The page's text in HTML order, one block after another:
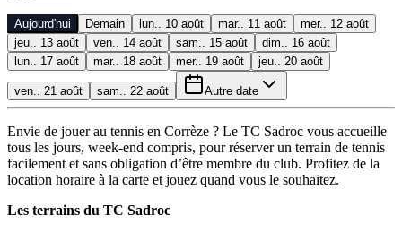
Aujourd'hui Demain lun.. 10 août mar.. 11 août
mer.. 12 août
jeu.. 13 août
ven.. 14 août sam.. 15 août
dim.. 16 août
lun.. 17 août
mar.. 18 août mer.. 19 août jeu.. 20 août
ven.. 21 août sam.. 22 août Autre date
Envie de jouer au tennis en Corrèze ? Le TC Sadroc vous accueille
tous les jours, week-end compris, pour réserver un terrain de tennis
facilement et sans obligation d’être membre du club. Profitez de la
location horaire à la carte et jouez quand vous le souhaitez.
Les terrains du TC Sadroc